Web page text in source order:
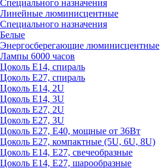
Специального назначения
Линейные люминисцентные
Специального назначения
Белые
Энергосберегающие люминисцентные
Лампы 6000 часов
Цоколь Е14, спираль
Цоколь Е27, спираль
Цоколь Е14, 2U
Цоколь Е14, 3U
Цоколь Е27, 2U
Цоколь Е27, 3U
Цоколь Е27, Е40, мощные от 36Вт
Цоколь Е27, компактные (5U, 6U, 8U)
Цоколь Е14, Е27, свечеобразные
Цоколь Е14, Е27, шарообразные